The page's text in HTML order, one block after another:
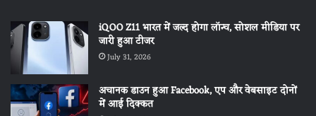
iQOO Z11 भारत में जल्द होगा लॉन्च, सोशल मीडिया पर
जारी हुआ टीजर
July 31, 2026
अचानक डाउन हुआ Facebook, एप और वेबसाइट दोनों
में आई दिक्कत